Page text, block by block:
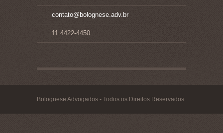
contato@bolognese.adv.br
11 4422-4450
Bolognese Advogados - Todos os Direitos Reservados